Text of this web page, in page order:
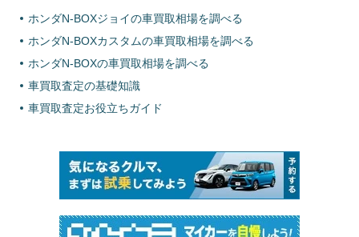
ホンダN-BOXジョイの車買取相場を調べる
ホンダN-BOXカスタムの車買取相場を調べる
ホンダN-BOXの車買取相場を調べる
車買取査定の基礎知識
車買取査定お役立ちガイド